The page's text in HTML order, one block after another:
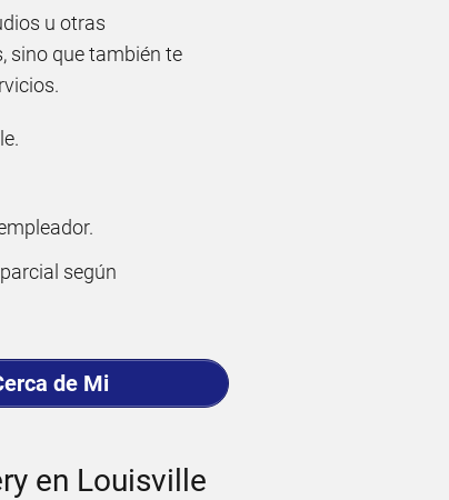
u otras
sino que también te
según
de Mi
en Louisville